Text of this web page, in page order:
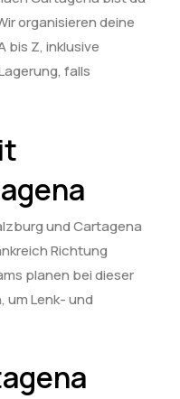
organisieren deine
bis Z, inklusive
falls
und Cartagena
Richtung
planen bei dieser
um Lenk- und